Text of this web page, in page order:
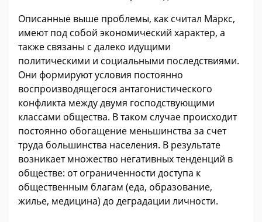
Описанные выше проблемы, как считал Маркс,
имеют под собой экономический характер, а
также связаны с далеко идущими
политическими и социальными последствиями.
Они формируют условия постоянно
воспроизводящегося антагонистического
конфликта между двумя господствующими
классами общества. В таком случае происходит
постоянно обогащение меньшинства за счет
труда большинства населения. В результате
возникает множество негативных тенденций в
обществе: от ограниченности доступа к
общественным благам (еда, образование,
жилье, медицина) до деградации личности.